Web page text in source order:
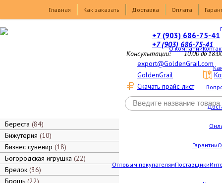
Главная
Как заказать Доставка Оплата
О компании
Гарантии
Оптовым покупателямПоставщики
+7 (903) 686-75-41
+7 (903) 686-75-41
Консультации: 10:00 до
export@GoldenGrail.com
GoldenGrail
Скачать прайс-лист
Береста 84
Бижутерия 10
Бизнес сувенир 18
Богородская игрушка 22
Брелок 36
Брошь 22